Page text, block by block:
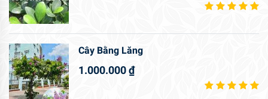
Cây Bằng Lăng
1.000.000₫